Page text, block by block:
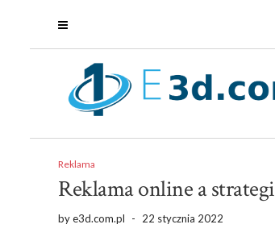
Reklama
Reklama online a
bye3d.com.pl - 22 stycznia 2022